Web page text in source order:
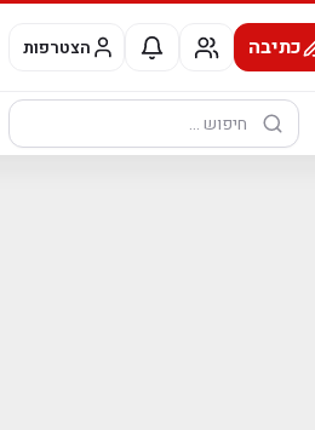
כתיבה הצטרפות
חיפוש: